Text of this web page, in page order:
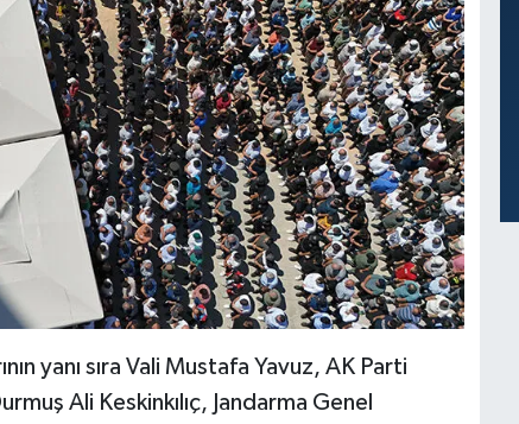
yanı sıra Vali Mustafa Yavuz, AK Parti
Ali Keskinkılıç, Jandarma Genel